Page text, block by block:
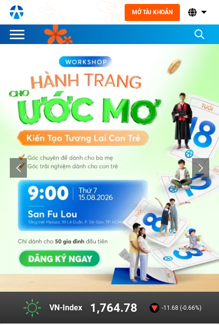
MỞ TÀI KHOẢN
VN-Index 1,764.78 -11.68 (-0.66%)